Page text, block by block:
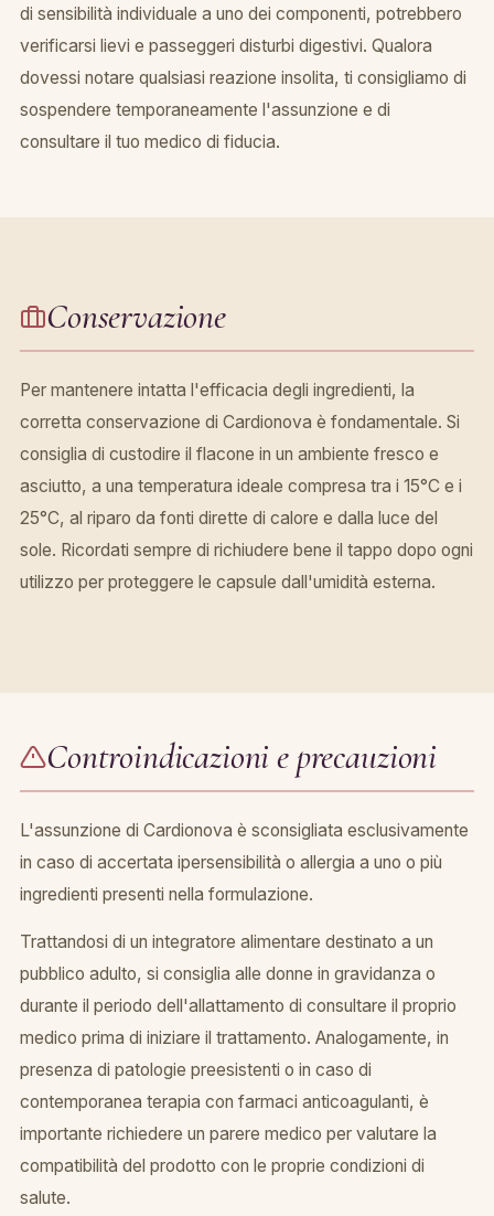
di sensibilità individuale a uno dei componenti, potrebbero
verificarsi lievi e passeggeri disturbi digestivi. Qualora
dovessi notare qualsiasi reazione insolita, ti consigliamo di
sospendere temporaneamente l'assunzione e di
consultare il tuo medico di fiducia.
Conservazione
Per mantenere intatta l'efficacia degli ingredienti, la
corretta conservazione di Cardionova è fondamentale. Si
consiglia di custodire il flacone in un ambiente fresco e
asciutto, a una temperatura ideale compresa tra i 15°C e i
25°C, al riparo da fonti dirette di calore e dalla luce del
sole. Ricordati sempre di richiudere bene il tappo dopo ogni
utilizzo per proteggere le capsule dall'umidità esterna.
Controindicazioni e precauzioni
L'assunzione di Cardionova è sconsigliata esclusivamente
in caso di accertata ipersensibilità o allergia a uno o più
ingredienti presenti nella formulazione.
Trattandosi di un integratore alimentare destinato a un
pubblico adulto, si consiglia alle donne in gravidanza o
durante il periodo dell'allattamento di consultare il proprio
medico prima di iniziare il trattamento. Analogamente, in
presenza di patologie preesistenti o in caso di
contemporanea terapia con farmaci anticoagulanti, è
importante richiedere un parere medico per valutare la
compatibilità del prodotto con le proprie condizioni di
salute.